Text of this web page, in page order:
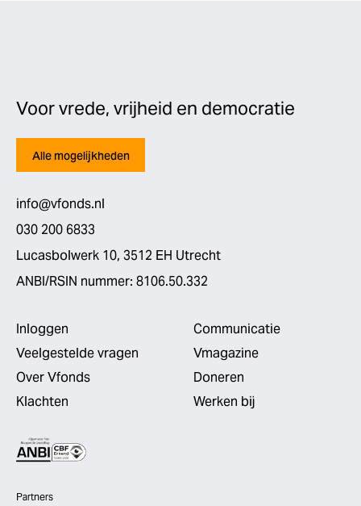
Voor vrede, vrijheid en democratie
Alle mogelijkheden
info@vfonds.nl
030 200 6833
Lucasbolwerk 10, 3512 EH Utrecht
ANBI/RSIN nummer: 8106.50.332
Inloggen
Veelgestelde vragen
Over Vfonds
Klachten
Communicatie
Vmagazine
Doneren
Werken bij
Partners